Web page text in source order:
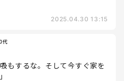
2025.04.30 13:15
代
もするな。そして今すぐ家を